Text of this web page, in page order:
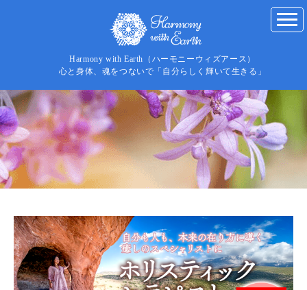
Harmony with Earth（ハーモニーウィズアース）
心と身体、魂をつないで「自分らしく輝いて生きる」